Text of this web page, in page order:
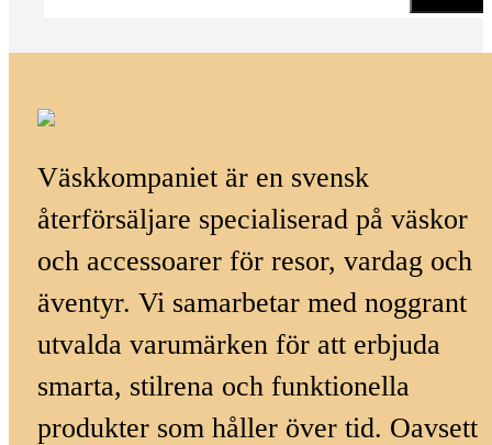
Väskkompaniet är en svensk
återförsäljare specialiserad på väskor
och accessoarer för resor, vardag och
äventyr. Vi samarbetar med noggrant
utvalda varumärken för att erbjuda
smarta, stilrena och funktionella
produkter som håller över tid. Oavsett